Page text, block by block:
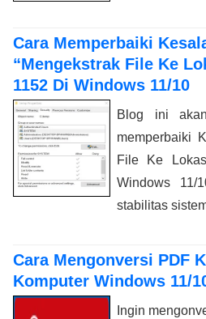
Cara Memperbaiki
“Mengekstrak File Ke
1152 Di Windows 11/10
Blog ini
memperbaiki
File Ke
Windows 11/
stabilitas
Cara Mengonversi PDF
Komputer Windows 11/
Ingin